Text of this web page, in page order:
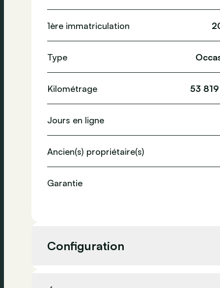
1ère immatriculation
Type
Kilométrage 53
Jours en ligne
Ancien(s) propriétaire(s)
Garantie
Configuration